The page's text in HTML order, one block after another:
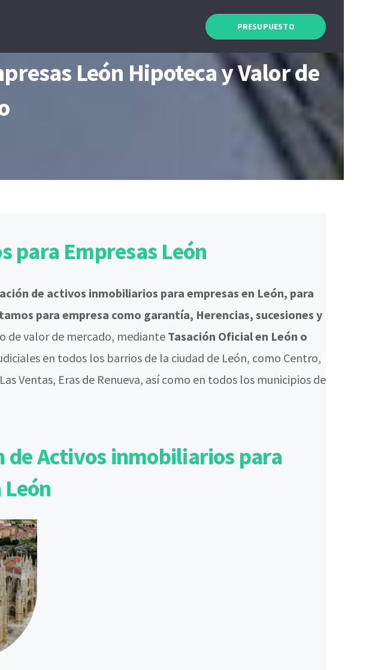
PRESUPUESTO
León Hipoteca y Valor de
para Empresas León
de activos inmobiliarios para empresas en León, para
para empresa como garantía, Herencias, sucesiones y
de valor de mercado, mediante Tasación Oficial en León o
en todos los barrios de la ciudad de León, como Centro,
Ventas, Eras de Renueva, así como en todos los municipios de
de Activos inmobiliarios para